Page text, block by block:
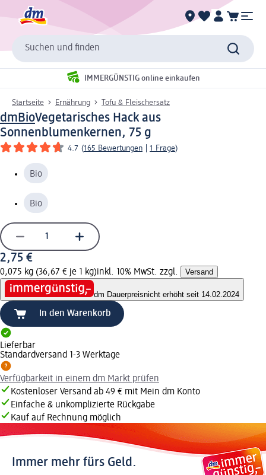
Suchen und finden
IMMERGÜNSTIG online einkaufen
Startseite Ernährung Tofu & Fleischersatz
dmBioVegetarisches Hack aus
Sonnenblumenkernen, 75 g
4.7 (165 Bewertungen 1 Frage)
Bio
Bio
2,75 €
0,075 kg (36,67 € je 1 kg)inkl. 10% MwSt. zzgl. Versand
dm Dauerpreisnicht erhöht seit 14.02.2024
In den Warenkorb
Lieferbar
Standardversand 1-3 Werktage
Verfügbarkeit in einem dm Markt prüfen
Kostenloser Versand ab 49 € mit Mein dm Konto
Einfache & unkomplizierte Rückgabe
Kauf auf Rechnung möglich
Immer mehr fürs Geld.